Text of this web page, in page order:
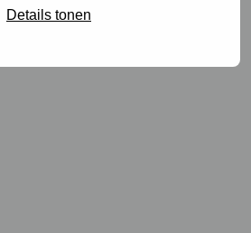
Details tonen